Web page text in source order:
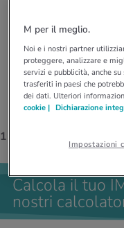
Abbiamo raccolto
diete più note e ti
1
Calcola il tuo
nostri
M per il meglio.
Noi e i nostri partner
proteggere, analizzare e
servizi e pubblicità, anche
trasferiti in paesi che
dei dati. Ulteriori
cookie | Dichiarazione
Impostazioni